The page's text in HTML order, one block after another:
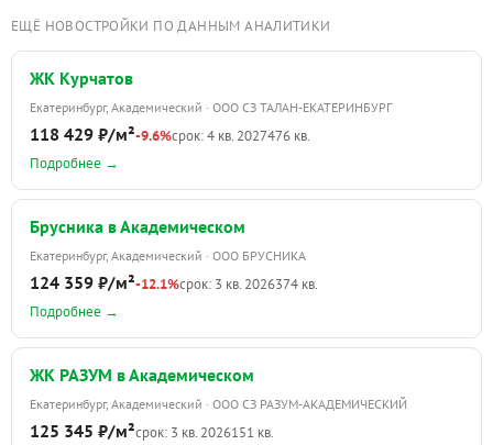
ЕЩЁ НОВОСТРОЙКИ ПО ДАННЫМ АНАЛИТИКИ
ЖК Курчатов
Екатеринбург, Академический · ООО СЗ ТАЛАН-ЕКАТЕРИНБУРГ
118 429 ₽/м²-9.6%срок: 4 кв. 2027476 кв.
Подробнее →
Брусника в Академическом
Екатеринбург, Академический · ООО БРУСНИКА
124 359 ₽/м²-12.1%срок: 3 кв. 2026374 кв.
Подробнее →
ЖК РАЗУМ в Академическом
Екатеринбург, Академический · ООО СЗ РАЗУМ-АКАДЕМИЧЕСКИЙ
125 345 ₽/м²срок: 3 кв. 2026151 кв.